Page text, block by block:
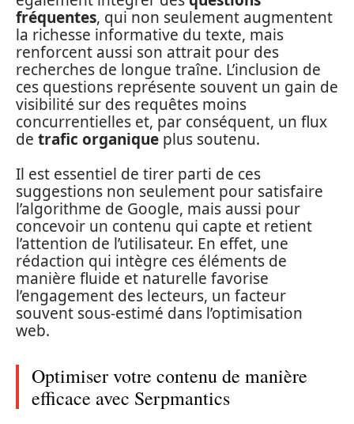
fréquentes, qui non seulement augmentent
la richesse informative du texte, mais
renforcent aussi son attrait pour des
recherches de longue traîne. L’inclusion de
ces questions représente souvent un gain de
visibilité sur des requêtes moins
concurrentielles et, par conséquent, un flux
de trafic organique plus soutenu.
Il est essentiel de tirer parti de ces
suggestions non seulement pour satisfaire
l’algorithme de Google, mais aussi pour
concevoir un contenu qui capte et retient
l’attention de l’utilisateur. En effet, une
rédaction qui intègre ces éléments de
manière fluide et naturelle favorise
l’engagement des lecteurs, un facteur
souvent sous-estimé dans l’optimisation
web.
Optimiser votre contenu de manière
efficace avec Serpmantics